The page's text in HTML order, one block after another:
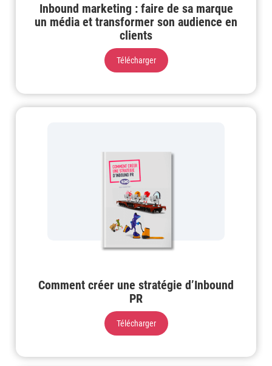
Inbound marketing : faire de sa marque
un média et transformer son audience en
clients
Télécharger
Comment créer une stratégie d’Inbound
PR
Télécharger